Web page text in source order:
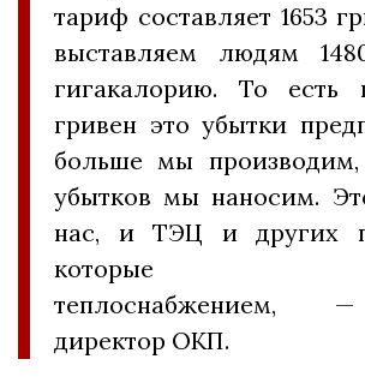
тариф составляет 1653
выставляем людям
гигакалорию. То есть
гривен это убытки
больше мы
убытков мы наносим.
нас, и ТЭЦ и других
которые
теплоснабжением,
директор ОКП.